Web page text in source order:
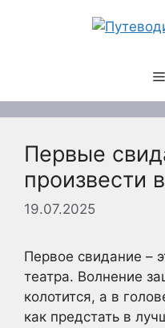
Первые
произвести
19.07.2025
Первое свидание –
театра. Волнение
колотится, а в
как предстать в